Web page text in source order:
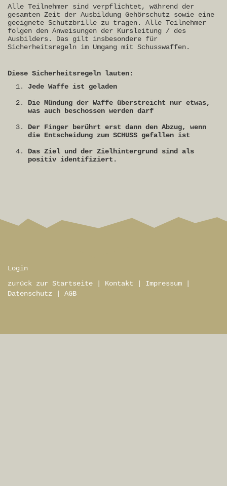
Alle Teilnehmer sind verpflichtet, während der
gesamten Zeit der Ausbildung Gehörschutz sowie eine
geeignete Schutzbrille zu tragen. Alle Teilnehmer
folgen den Anweisungen der Kursleitung / des
Ausbilders. Das gilt insbesondere für
Sicherheitsregeln im Umgang mit Schusswaffen.
Diese Sicherheitsregeln lauten:
Jede Waffe ist geladen
Die Mündung der Waffe überstreicht nur etwas,
was auch beschossen werden darf
Der Finger berührt erst dann den Abzug, wenn
die Entscheidung zum SCHUSS gefallen ist
Das Ziel und der Zielhintergrund sind als
positiv identifiziert.
Login
zurück zur Startseite
Kontakt Impressum
Datenschutz
AGB